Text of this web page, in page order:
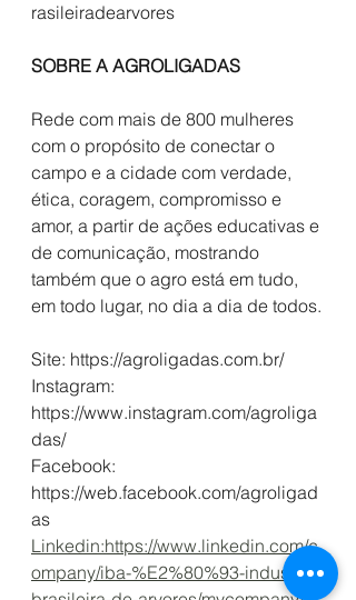
rasileiradearvores
SOBRE A AGROLIGADAS
Rede com mais de 800 mulheres
com o propósito de conectar o
campo e a cidade com verdade,
ética, coragem, compromisso e
amor, a partir de ações educativas e
de comunicação, mostrando
também que o agro está em tudo,
em todo lugar, no dia a dia de todos.
Site: https://agroligadas.com.br/
Instagram:
https://www.instagram.com/agroliga
das/
Facebook:
https://web.facebook.com/agroligad
as
Linkedin:https://www.linkedin.com/c
ompany/iba-%E2%80%93-industria-